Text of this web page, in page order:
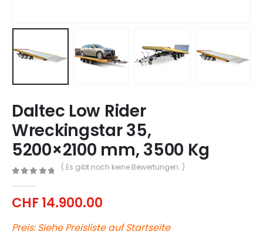
Daltec Low Rider
Wreckingstar 35,
5200×2100 mm, 3500 Kg
( Es gibt noch keine Bewertungen. )
CHF14.900.00
Preis: Siehe Preisliste auf Startseite